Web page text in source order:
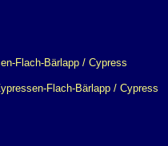
Flach-Bärlapp / Cypress